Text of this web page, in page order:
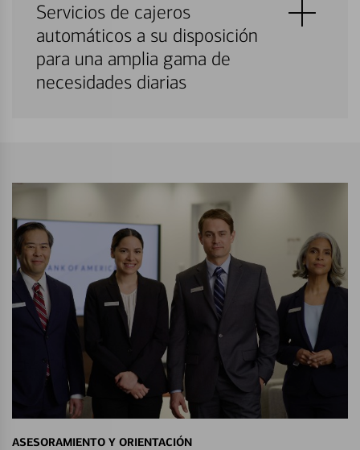
Servicios de cajeros
automáticos a su disposición
para una amplia gama de
necesidades diarias
ASESORAMIENTO Y ORIENTACIÓN